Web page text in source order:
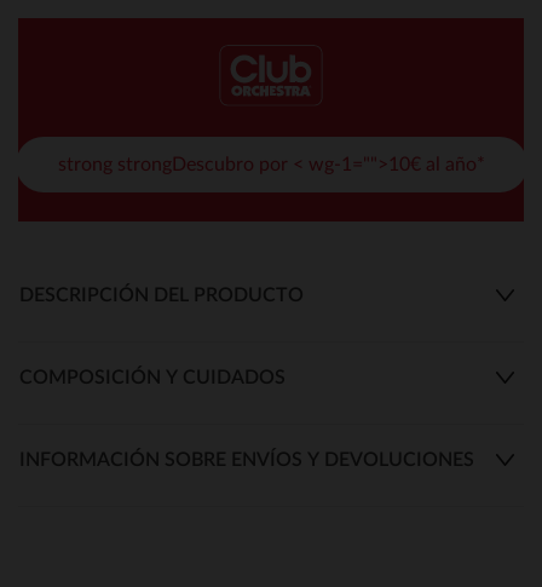
strong strongDescubro por < wg-1="">10€ al año*
DESCRIPCIÓN DEL PRODUCTO
COMPOSICIÓN Y CUIDADOS
INFORMACIÓN SOBRE ENVÍOS Y DEVOLUCIONES